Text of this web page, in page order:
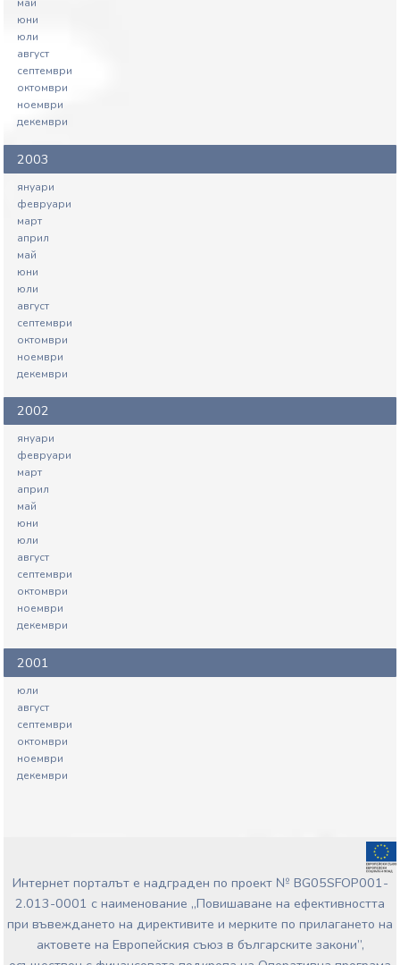
май
юни
юли
август
септември
октомври
ноември
декември
2003
януари
февруари
март
април
май
юни
юли
август
септември
октомври
ноември
декември
2002
януари
февруари
март
април
май
юни
юли
август
септември
октомври
ноември
декември
2001
юли
август
септември
октомври
ноември
декември
Интернет порталът е надграден по проект № BG05SFOP001-
2.013-0001 с наименование „Повишаване на ефективността
при въвеждането на директивите и мерките по прилагането на
актовете на Европейския съюз в българските закони”,